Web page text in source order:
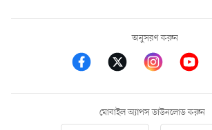
অনুসরণ করুন
মোবাইল অ্যাপস ডাউনলোড করুন